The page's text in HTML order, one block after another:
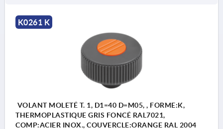
K0261 K
VOLANT MOLETÉ T. 1, D1=40 D=M05, , FORME:K,
THERMOPLASTIQUE GRIS FONCÉ RAL7021,
COMP:ACIER INOX., COUVERCLE:ORANGE RAL 2004